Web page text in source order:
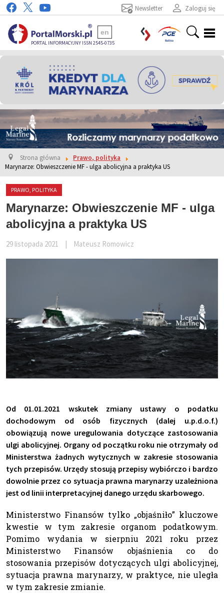
Zaloguj się
Newsletter
PORTAL INFORMACYJNY ISSN 2545-0735
en
Strona główna
Prawo, polityka
Marynarze: Obwieszczenie MF - ulga abolicyjna a praktyka US
PRAWO, POLITYKA
Marynarze: Obwieszczenie MF - ulga
abolicyjna a praktyka US
29 listopada 2021 Mateusz Romowicz
Od 01.01.2021 wskutek zmiany ustawy o podatku
dochodowym od osób fizycznych (dalej u.p.d.o.f.)
obowiązują nowe uregulowania dotyczące zastosowania
ulgi abolicyjnej. Organy od początku roku nie otrzymały od
Ministerstwa żadnych wytycznych w zakresie stosowania
tych przepisów. Urzędy stosują przepisy wybiórczo i bardzo
dowolnie przez co sytuacja prawna marynarzy uzależniona
jest od linii interpretacyjnej danego urzędu skarbowego.
Ministerstwo Finansów tylko „objaśniło” kluczowe
kwestie w tym zakresie organom podatkowym.
Pomimo wydania w sierpniu 2021 roku przez
Ministerstwo Finansów objaśnienia co do
stosowania przepisów dotyczących ulgi abolicyjnej,
sytuacja prawna marynarzy, w praktyce, nie uległa
w tym zakresie zmianie.